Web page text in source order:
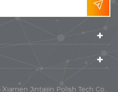
Jintaijin Polish Tech Co.,